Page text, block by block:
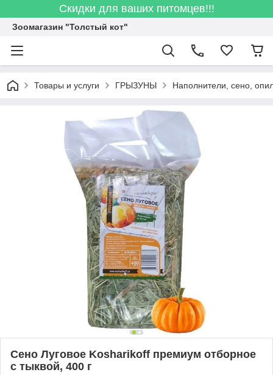
Скидки для ваших питомцев!!!
Зоомагазин "Толстый кот"
Товары и услуги ГРЫЗУНЫ Наполнители, сено,
Сено Луговое Kosharikoff премиум отборное
с тыквой, 400 г